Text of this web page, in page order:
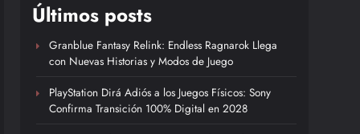
Últimos posts
Granblue Fantasy Relink: Endless Ragnarok Llega
con Nuevas Historias y Modos de Juego
PlayStation Dirá Adiós a los Juegos Físicos: Sony
Confirma Transición 100% Digital en 2028